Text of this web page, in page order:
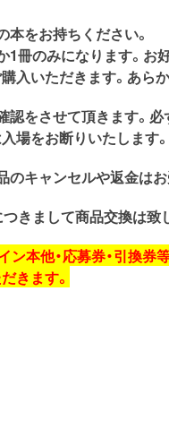
をお持ちください。
1冊のみになります。お
入いただきます。あら
をさせて頂きます。必
場をお断りいたします。
キャンセルや返金はお
きまして商品交換は致
ン本他・応募券・引換
きます。